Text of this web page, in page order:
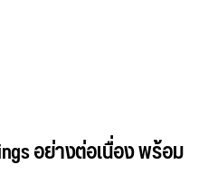
อย่างต่อเนื่อง พร้อม